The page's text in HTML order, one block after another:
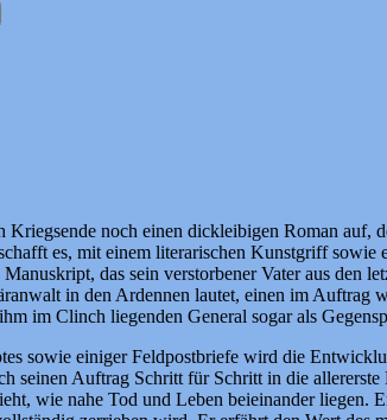
Kriegsende noch einen dickleibigen Roman
es, mit einem literarischen Kunstgriff sowie
das sein verstorbener Vater aus den
in den Ardennen lautet, einen im
im Clinch liegenden General sogar als
sowie einiger Feldpostbriefe wird die
seinen Auftrag Schritt für Schritt in die
wie nahe Tod und Leben beieinander